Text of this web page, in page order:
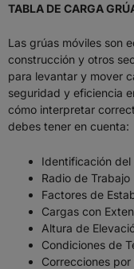
TABLA DE CARGA
Las grúas móviles son
construcción y otros
para levantar y mover
seguridad y eficiencia
cómo interpretar
debes tener en cuenta:
Identificación
Radio de Trabajo
Factores de
Cargas con
Altura de
Condiciones de
Correcciones